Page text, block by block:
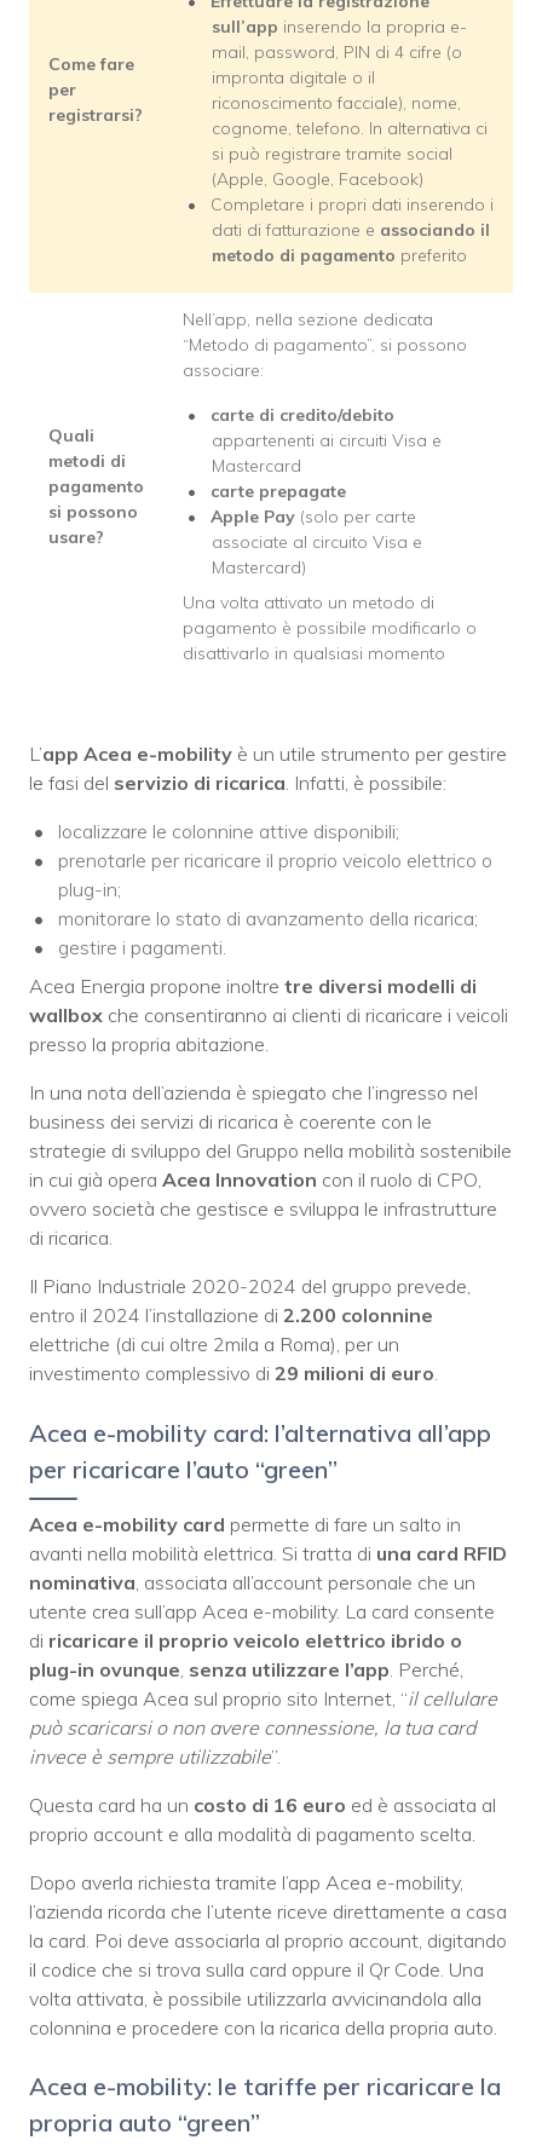
Come fare
per
registrarsi?
sull’app inserendo la propria e-
mail, password, PIN di 4 cifre (o
impronta digitale o il
riconoscimento facciale), nome,
cognome, telefono. In alternativa ci
si può registrare tramite social
(Apple, Google, Facebook)
Completare i propri dati inserendo i
dati di fatturazione e associando il
metodo di pagamento preferito
Quali
metodi di
pagamento
si possono
usare?
Nell’app, nella sezione dedicata
“Metodo di pagamento”, si possono
associare:
carte di credito/debito
appartenenti ai circuiti Visa e
Mastercard
carte prepagate
Apple Pay (solo per carte
associate al circuito Visa e
Mastercard)
Una volta attivato un metodo di
pagamento è possibile modificarlo o
disattivarlo in qualsiasi momento
L’app Acea e-mobility è un utile strumento per gestire
le fasi del servizio di ricarica. Infatti, è possibile:
localizzare le colonnine attive disponibili;
prenotarle per ricaricare il proprio veicolo elettrico o
plug-in;
monitorare lo stato di avanzamento della ricarica;
gestire i pagamenti.
Acea Energia propone inoltre tre diversi modelli di
wallbox che consentiranno ai clienti di ricaricare i veicoli
presso la propria abitazione.
In una nota dell’azienda è spiegato che l’ingresso nel
business dei servizi di ricarica è coerente con le
strategie di sviluppo del Gruppo nella mobilità sostenibile
in cui già opera Acea Innovation con il ruolo di CPO,
ovvero società che gestisce e sviluppa le infrastrutture
di ricarica.
Il Piano Industriale 2020-2024 del gruppo prevede,
entro il 2024 l’installazione di 2.200 colonnine
elettriche (di cui oltre 2mila a Roma), per un
investimento complessivo di 29 milioni di euro.
Acea e-mobility card: l’alternativa all’app
per ricaricare l’auto “green”
Acea e-mobility card permette di fare un salto in
avanti nella mobilità elettrica. Si tratta di una card RFID
nominativa , associata all’account personale che un
utente crea sull’app Acea e-mobility. La card consente
di ricaricare il proprio veicolo elettrico ibrido o
plug-in ovunque senza utilizzare l’app . Perché,
come spiega Acea sul proprio sito Internet, “il cellulare
può scaricarsi o non avere connessione, la tua card
invece è sempre utilizzabile”.
Questa card ha un costo di 16 euro ed è associata al
proprio account e alla modalità di pagamento scelta.
Dopo averla richiesta tramite l’app Acea e-mobility,
l’azienda ricorda che l’utente riceve direttamente a casa
la card. Poi deve associarla al proprio account, digitando
il codice che si trova sulla card oppure il Qr Code. Una
volta attivata, è possibile utilizzarla avvicinandola alla
colonnina e procedere con la ricarica della propria auto.
Acea e-mobility: le tariffe per ricaricare la
propria auto “green”